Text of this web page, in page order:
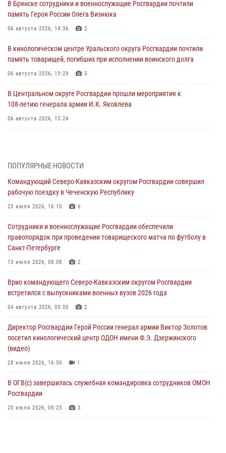
В Брянске сотрудники и военнослужащие Росгвардии почтили
память Героя России Олега Визнюка
06 августа 2026, 14:36 2
В кинологическом центре Уральского округа Росгвардии почтили
память товарищей, погибших при исполнении воинского долга
06 августа 2026, 13:29 5
В Центральном округе Росгвардии прошли мероприятия к
108‑летию генерала армии И.К. Яковлева
06 августа 2026, 13:24
06 августа 2026, 12:35 1
Росгвардейцы провели выставку вооружения для участников сбора
«Гвардеец» в Пензе (видео)
06 августа 2026, 12:00
В Курске росгвардейцы приняли участие в митинге, посвященном
второй годовщине вторжения ВСУ на территорию области
06 августа 2026, 11:56
угрожавшего подростку травматическим пистолетом
06 августа 2026, 11:33
крупная нарколаборатория
ПОПУЛЯРНЫЕ НОВОСТИ
Командующий Северо-Кавказским округом Росгвардии совершил
рабочую поездку в Чеченскую Республику
23 июля 2026, 16:10 6
Сотрудники и военнослужащие Росгвардии обеспечили
правопорядок при проведении товарищеского матча по футболу в
Санкт-Петербурге
13 июля 2026, 08:08 2
Врио командующего Северо-Кавказским округом Росгвардии
встретился с выпускниками военных вузов 2026 года
04 августа 2026, 05:00 2
Директор Росгвардии Герой России генерал армии Виктор Золотов
посетил кинологический центр ОДОН имени Ф.Э. Дзержинского
(видео)
28 июля 2026, 16:50 1
В ОГВ(с) завершилась служебная командировка сотрудников ОМОН
Росгвардии
20 июля 2026, 09:25 3